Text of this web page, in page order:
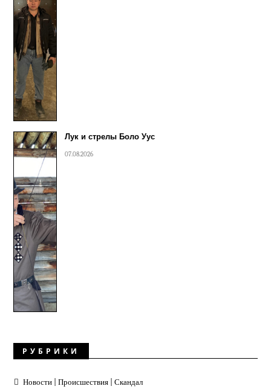
Лук и стрелы Боло Уус
07.08.2026
РУБРИКИ
Новости | Происшествия | Скандал